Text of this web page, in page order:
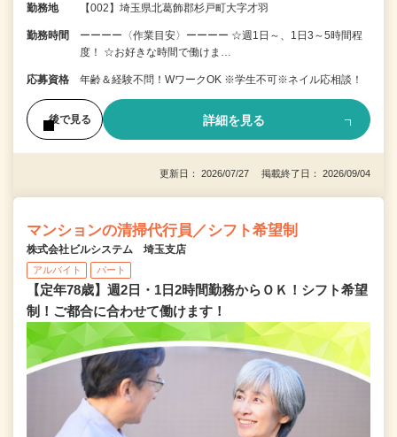
勤務地 【002】埼玉県北葛飾郡杉戸町大字才羽
勤務時間
ーーーー〈作業目安〉ーーーー ☆週1日～、1日3～5時間程
度！ ☆お好きな時間で働けま…
応募資格 年齢＆経験不問！WワークOK ※学生不可※ネイル応相談！
後で見る 詳細を見る
更新日： 2026/07/27 掲載終了日： 2026/09/04
マンションの清掃代行員／シフト希望制
株式会社ビルシステム 埼玉支店
アルバイト パート
【定年78歳】週2日・1日2時間勤務からＯＫ！シフト希望
制！ご都合に合わせて働けます！